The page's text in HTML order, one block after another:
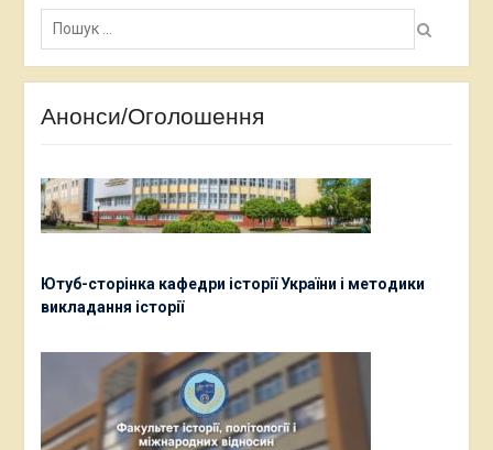
Пошук:
Анонси/Оголошення
Ютуб-сторінка кафедри історії України і методики
викладання історії